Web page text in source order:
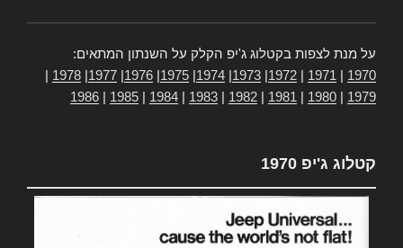
על מנת לצפות בקטלוג ג'יפ הקלק על השנתון המתאים:
1970
1971
1972
1973
1974
1975
1976
1977
1978
1979
1980
1981
1982
1983
1984
1985
1986
קטלוג ג'יפ 1970